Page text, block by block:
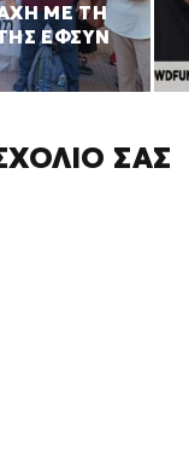
ΜΕ ΤΗ
ΕΦΣΥΝ
ΣΑΣ